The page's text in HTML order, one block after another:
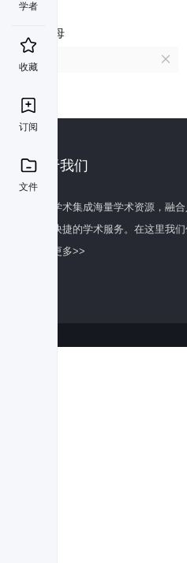
学者
收藏
订阅
文件
首字母
关于我们
百度学术集成海量学术资源，融
全面快捷的学术服务。在这里我
了解更多>>